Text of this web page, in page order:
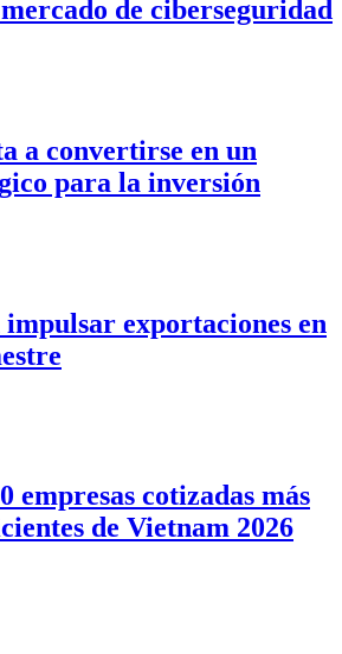
de ciberseguridad
a convertirse en un
para la inversión
exportaciones en
empresas cotizadas más
de Vietnam 2026